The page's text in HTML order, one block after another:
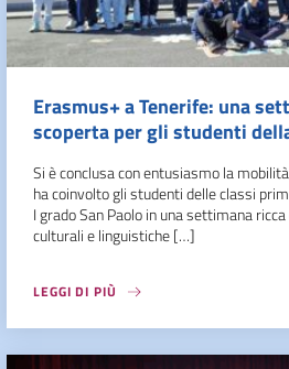
Erasmus+ a Tenerife: una
scoperta per gli studenti
Si è conclusa con entusiasmo la
ha coinvolto gli studenti delle classi
I grado San Paolo in una settimana
culturali e linguistiche […]
LEGGI DI PIÙ